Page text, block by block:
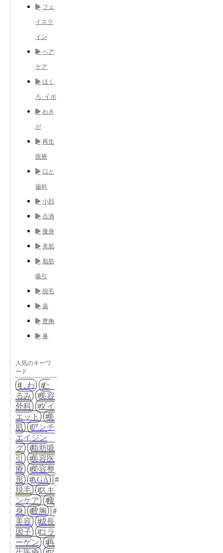
フェ
イスラ
イン
ヘア
ケア
ほく
ろ･イボ
わき
が
再生
医療
口と
歯科
小顔
点滴
痩身
美肌
脂肪
吸引
脱毛
薬
豊胸
鼻
人気のキーワ
ード
しわ
た
るみ
美容
外科
ダイ
エット
美
肌
アンチ
エイジン
グ
脂肪吸
引
美容医
療
美容整
形
AGA
脱毛
スキ
ンケア
痩
身
豊胸
美容
成長
因子
コラ
ーゲン
再